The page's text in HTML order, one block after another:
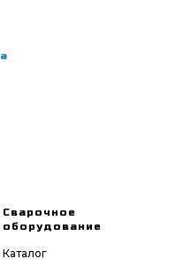
Сварочное
оборудование
Каталог